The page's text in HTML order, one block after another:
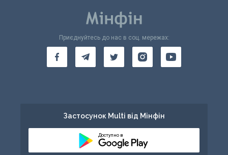
Приєднуйтесь до нас в соц. мережах:
Застосунок Multi від Мінфін
Доступно в